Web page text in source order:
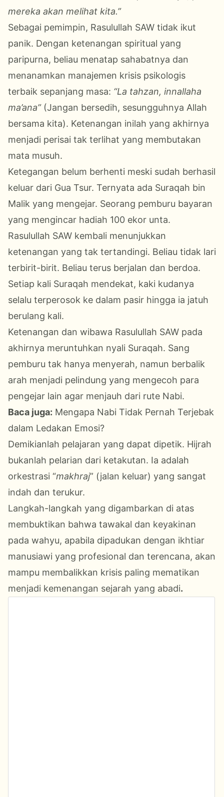
mereka akan melihat kita.”
Sebagai pemimpin, Rasulullah SAW tidak ikut
panik. Dengan ketenangan spiritual yang
paripurna, beliau menatap sahabatnya dan
menanamkan manajemen krisis psikologis
terbaik sepanjang masa: “La tahzan, innallaha
ma’ana”(Jangan bersedih, sesungguhnya Allah
bersama kita). Ketenangan inilah yang akhirnya
menjadi perisai tak terlihat yang membutakan
mata musuh.
Ketegangan belum berhenti meski sudah berhasil
keluar dari Gua Tsur. Ternyata ada Suraqah bin
Malik yang mengejar. Seorang pemburu bayaran
yang mengincar hadiah 100 ekor unta.
Rasulullah SAW kembali menunjukkan
ketenangan yang tak tertandingi. Beliau tidak lari
terbirit-birit. Beliau terus berjalan dan berdoa.
Setiap kali Suraqah mendekat, kaki kudanya
selalu terperosok ke dalam pasir hingga ia jatuh
berulang kali.
Ketenangan dan wibawa Rasulullah SAW pada
akhirnya meruntuhkan nyali Suraqah. Sang
pemburu tak hanya menyerah, namun berbalik
arah menjadi pelindung yang mengecoh para
pengejar lain agar menjauh dari rute Nabi.
Baca juga: Mengapa Nabi Tidak Pernah Terjebak
dalam Ledakan Emosi?
Demikianlah pelajaran yang dapat dipetik. Hijrah
bukanlah pelarian dari ketakutan. Ia adalah
orkestrasi “makhraj” (jalan keluar) yang sangat
indah dan terukur.
Langkah-langkah yang digambarkan di atas
membuktikan bahwa tawakal dan keyakinan
pada wahyu, apabila dipadukan dengan ikhtiar
manusiawi yang profesional dan terencana, akan
mampu membalikkan krisis paling mematikan
menjadi kemenangan sejarah yang abadi.